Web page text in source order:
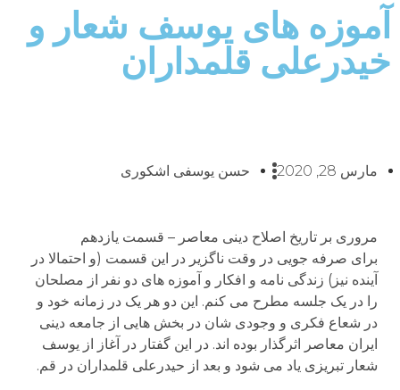
آموزه های یوسف شعار و
خیدرعلی قلمداران
مارس 28, 2020 حسن یوسفی اشکوری
مروری بر تاریخ اصلاح دینی معاصر – قسمت یازدهم
برای صرفه جویی در وقت ناگزیر در این قسمت (و احتمالا در
آینده نیز) زندگی نامه و افکار و آموزه های دو نفر از مصلحان
را در یک جلسه مطرح می کنم. این دو هر یک در زمانه خود و
در شعاع فکری و وجودی شان در بخش هایی از جامعه دینی
ایران معاصر اثرگذار بوده اند. در این گفتار در آغاز از یوسف
شعار تبریزی یاد می شود و بعد از حیدرعلی قلمداران در قم.